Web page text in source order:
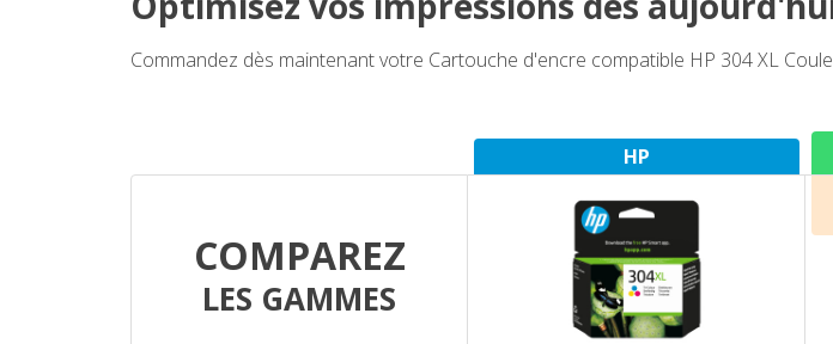
Commandez dès maintenant votre Cartouche d'encre compatible HP 304 XL
HP
COMPAREZ
LES GAMMES